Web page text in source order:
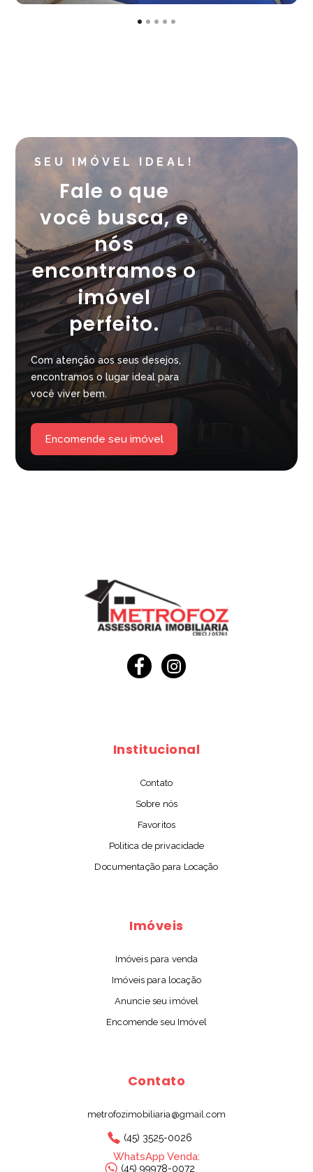
SEU IMÓVEL IDEAL!
Fale o que
você busca, e
nós
encontramos o
imóvel
perfeito.
Com atenção aos seus desejos,
encontramos o lugar ideal para
você viver bem.
Encomende seu imóvel
Institucional
Contato
Sobre nós
Favoritos
Politica de privacidade
Documentação para Locação
Imóveis
Imóveis para venda
Imóveis para locação
Anuncie seu imóvel
Encomende seu Imóvel
Contato
metrofozimobiliaria@gmail.com
(45) 3525-0026
WhatsApp Venda:
(45) 99978-0072